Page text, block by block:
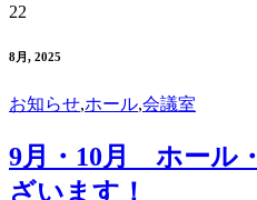
22
8月, 2025
お知らせ,ホール,会議室
9月・10月 ホール
ざいます！